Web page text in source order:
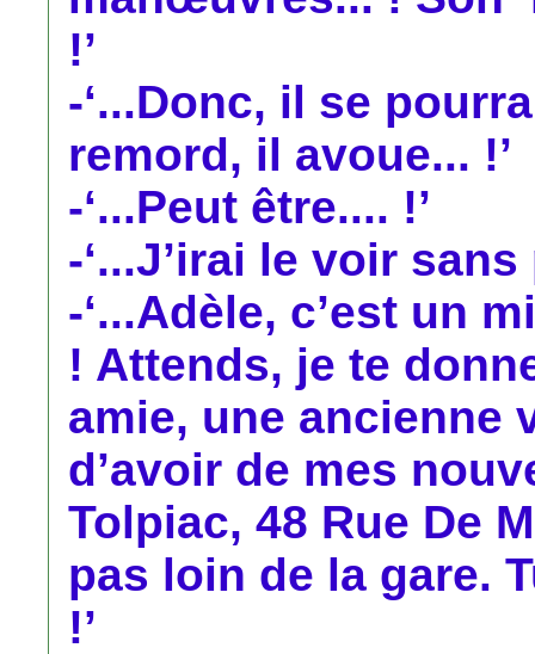
!’
-‘...Donc, il se
remord, il avoue... !’
-‘...Peut être.... !’
-‘...J’irai le voir
-‘...Adèle, c’est un
! Attends, je te
amie, une ancienne
d’avoir de mes
Tolpiac, 48 Rue De
pas loin de la gare.
!’